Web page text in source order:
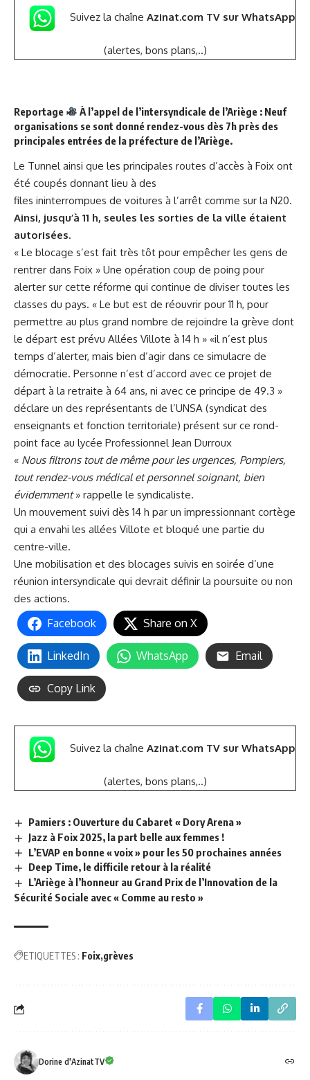
Suivez la chaîne Azinat.com TV sur WhatsApp
(alertes, bons plans,..)
Reportage
À l’appel de l’intersyndicale de l’Ariège : Neuf
organisations se sont donné rendez-vous dès 7h près des
principales entrées de la préfecture de l’Ariège.
Le Tunnel ainsi que les principales routes d’accès à Foix ont
été coupés donnant lieu à des
files ininterrompues de voitures à l’arrêt comme sur la N20.
Ainsi, jusqu’à 11 h, seules les sorties de la ville étaient
autorisées.
« Le blocage s’est fait très tôt pour empêcher les gens de
rentrer dans Foix » Une opération coup de poing pour
alerter sur cette réforme qui continue de diviser toutes les
classes du pays. « Le but est de réouvrir pour 11 h, pour
permettre au plus grand nombre de rejoindre la grève dont
le départ est prévu Allées Villote à 14 h » «il n’est plus
temps d’alerter, mais bien d’agir dans ce simulacre de
démocratie. Personne n’est d’accord avec ce projet de
départ à la retraite à 64 ans, ni avec ce principe de 49.3 »
déclare un des représentants de l’UNSA (syndicat des
enseignants et fonction territoriale) présent sur ce rond-
point face au lycée Professionnel Jean Durroux
« Nous filtrons tout de même pour les urgences, Pompiers,
tout rendez-vous médical et personnel soignant, bien
évidemment» rappelle le syndicaliste.
Un mouvement suivi dès 14 h par un impressionnant cortège
qui a envahi les allées Villote et bloqué une partie du
centre-ville.
Une mobilisation et des blocages suivis en soirée d’une
réunion intersyndicale qui devrait définir la poursuite ou non
des actions.
Facebook Share on X
LinkedIn WhatsApp Email
Copy Link
Suivez la chaîne Azinat.com TV sur WhatsApp
(alertes, bons plans,..)
Pamiers : Ouverture du Cabaret « Dory Arena »
Jazz à Foix 2025, la part belle aux femmes !
L’EVAP en bonne « voix » pour les 50 prochaines années
Deep Time, le difficile retour à la réalité
L’Ariège à l’honneur au Grand Prix de l’Innovation de la
Sécurité Sociale avec « Comme au resto »
ETIQUETTES : Foix grèves
Dorine d'AzinatTV